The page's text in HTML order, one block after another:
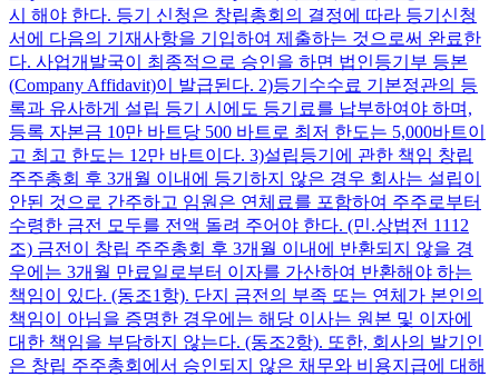
시 해야 한다. 등기 신청은 창립총회의 결정에 따라 등기신청
서에 다음의 기재사항을 기입하여 제출하는 것으로써 완료한
다. 사업개발국이 최종적으로 승인을 하면 법인등기부 등본
(Company Affidavit)이 발급된다. 2)등기수수료 기본정관의 등
록과 유사하게 설립 등기 시에도 등기료를 납부하여야 하며,
등록 자본금 10만 바트당 500 바트로 최저 한도는 5,000바트이
고 최고 한도는 12만 바트이다. 3)설립등기에 관한 책임 창립
주주총회 후 3개월 이내에 등기하지 않은 경우 회사는 설립이
안된 것으로 간주하고 임원은 연체료를 포함하여 주주로부터
수령한 금전 모두를 전액 돌려 주어야 한다. (민.상법전 1112
조) 금전이 창립 주주총회 후 3개월 이내에 반환되지 않을 경
우에는 3개월 만료일로부터 이자를 가산하여 반환해야 하는
책임이 있다. (동조1항). 단지 금전의 부족 또는 연체가 본인의
책임이 아님을 증명한 경우에는 해당 이사는 원본 및 이자에
대한 책임을 부담하지 않는다. (동조2항). 또한, 회사의 발기인
은 창립 주주총회에서 승인되지 않은 채무와 비용지급에 대해